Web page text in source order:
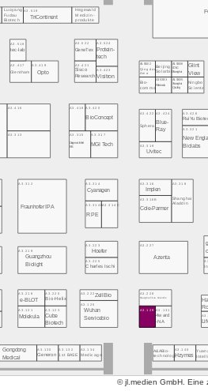
Gongdong
Medical
A3.130
Generon
A3.132
1st BASE
A3.134
Medicago
A&ABio-
technology
A3.140
Hzymes
A3.121
Molekula
A3.123
Cube
Biotech
A3.125
Wuhan
Servicebio
A3.129 A3.131
4ward
-NA
A3.218
e-BLOT
A3.220
Bio-Helix
A3.228
Shanghai Titan Scientific
A3.222ZellBio
A3.219
Guangzhou
Biolight
A3.225
Charles Ischi
A3.227
Azenta
A3.223
Hoefer
A3.312
Fraunhofer IPA A3.314B
RPE
A3.314C
A3.316B
Cole-Parmer
A3.318
Shanghai
Aladdin
A3.314
Cyanagen
A3.316
Implen
A3.313 A3.315
DiagnostikNet
BB
A3.317
MGI Tech A3.319
Uvitec
A3.321
New
Biolabs
A3.422
Sphera
A3.424
Blue-
Ray
A3.416 A3.418 A3.420
BioConcept
A3.426
RuiYu
Bio-
comma
A3.530/3
Rebeads
A3.530/5
Shanghai
QiuJing
Ningbo
Scientz
A3.417
Glentham
A3.419
Opto
A3.421
Sisco
Research
A3.423
Visitron
A3.530/2
Qingdao
Ama
Beijing
Solarbio
A3.530/6
CINC
Shanghai
Glint
View
A3.524
Protein-
tech
A3.518
tec-lab
A3.522
GeneTex
Luoyang
Fudau
Biotech
A3.519
TriContinent
Hegewald
Medizin-
produkte
© jl.medien GmbH. Eine